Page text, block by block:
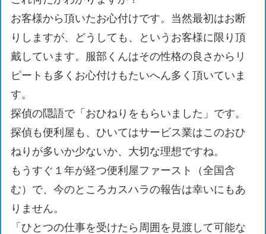
お客様から頂いたお心付けです。当然最初はお断
りしますが、どうしても、というお客様に限り頂
戴しています。服部くんはその性格の良さからリ
ピートも多くお心付けもたいへん多く頂いていま
す。
探偵の隠語で「おひねりをもらいました」です。
探偵も便利屋も、ひいてはサービス業はこのおひ
ねりが多いか少ないか、大切な理想ですね。
もうすぐ１年が経つ便利屋ファースト（全国含
む）で、今のところカスハラの報告は幸いにもあ
りません。
「ひとつの仕事を受けたら周囲を見渡して可能な